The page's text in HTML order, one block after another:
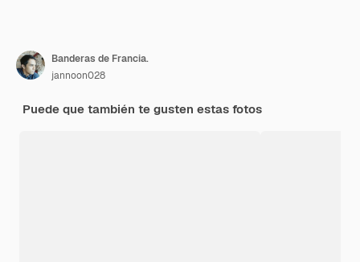
Banderas de Francia.
jannoon028
Puede que también te gusten estas fotos